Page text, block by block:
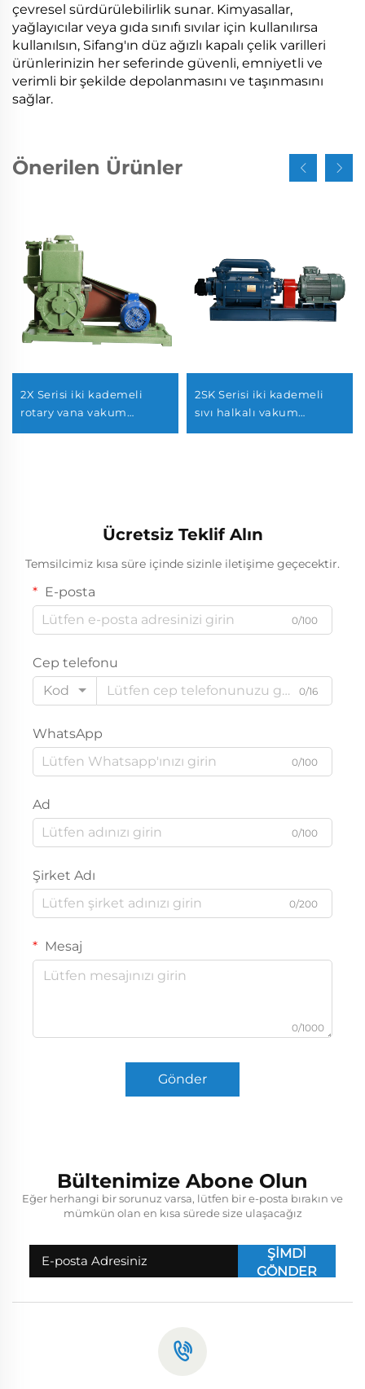
çevresel sürdürülebilirlik sunar. Kimyasallar,
yağlayıcılar veya gıda sınıfı sıvılar için kullanılırsa
kullanılsın, Sifang'ın düz ağızlı kapalı çelik varilleri
ürünlerinizin her seferinde güvenli, emniyetli ve
verimli bir şekilde depolanmasını ve taşınmasını
sağlar.
Önerilen Ürünler
2X Serisi iki kademeli
rotary vana vakum
2SK Serisi iki kademeli
sıvı halkalı vakum
Ücretsiz Teklif Alın
Temsilcimiz kısa süre içinde sizinle iletişime geçecektir.
E-posta
0/100
Cep telefonu
Kod
0/16
WhatsApp
0/100
Ad
0/100
Şirket Adı
0/200
Mesaj
0/1000
Gönder
Bültenimize Abone Olun
Eğer herhangi bir sorunuz varsa, lütfen bir e-posta bırakın ve
mümkün olan en kısa sürede size ulaşacağız
ŞİMDİ
GÖNDER